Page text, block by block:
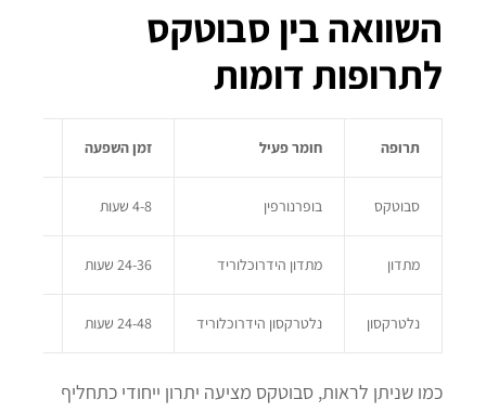
השוואה בין סבוטקס
לתרופות דומות
תרופה חומר פעיל זמן השפעה
סבוטקס בופרנורפין 4-8 שעות
מתדון מתדון הידרוכלוריד 24-36 שעות
נלטרקסון נלטרקסון הידרוכלוריד 24-48 שעות
כמו שניתן לראות, סבוטקס מציעה יתרון ייחודי כתחליף